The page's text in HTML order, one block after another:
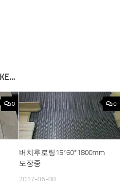
0 0
버치후로링15*60*1800mm
도장중
2017-06-08